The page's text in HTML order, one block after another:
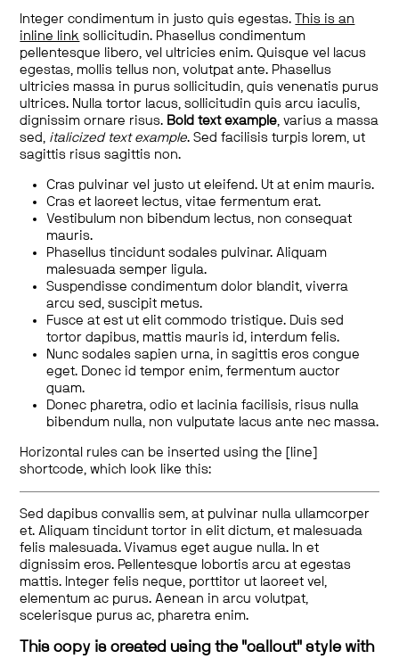
Integer condimentum in justo quis egestas.
This is an
inline link sollicitudin. Phasellus condimentum
pellentesque libero, vel ultricies enim. Quisque vel lacus
egestas, mollis tellus non, volutpat ante. Phasellus
ultricies massa in purus sollicitudin, quis venenatis purus
ultrices. Nulla tortor lacus, sollicitudin quis arcu iaculis,
dignissim ornare risus. Bold text example, varius a massa
sed, italicized text example. Sed facilisis turpis lorem, ut
sagittis risus sagittis non.
Cras pulvinar vel justo ut eleifend. Ut at enim mauris.
Cras et laoreet lectus, vitae fermentum erat.
Vestibulum non bibendum lectus, non consequat
mauris.
Phasellus tincidunt sodales pulvinar. Aliquam
malesuada semper ligula.
Suspendisse condimentum dolor blandit, viverra
arcu sed, suscipit metus.
Fusce at est ut elit commodo tristique. Duis sed
tortor dapibus, mattis mauris id, interdum felis.
Nunc sodales sapien urna, in sagittis eros congue
eget. Donec id tempor enim, fermentum auctor
quam.
Donec pharetra, odio et lacinia facilisis, risus nulla
bibendum nulla, non vulputate lacus ante nec massa.
Horizontal rules can be inserted using the [line]
shortcode, which look like this:
Sed dapibus convallis sem, at pulvinar nulla ullamcorper
et. Aliquam tincidunt tortor in elit dictum, et malesuada
felis malesuada. Vivamus eget augue nulla. In et
dignissim eros. Pellentesque lobortis arcu at egestas
mattis. Integer felis neque, porttitor ut laoreet vel,
elementum ac purus. Aenean in arcu volutpat,
scelerisque purus ac, pharetra enim.
This copy is created using the "callout" style with